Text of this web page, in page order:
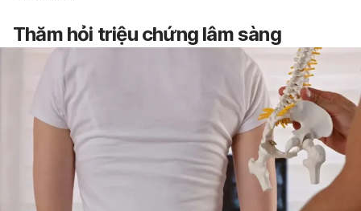
Thăm hỏi triệu chứng lâm sàng